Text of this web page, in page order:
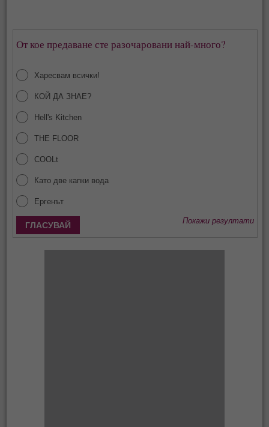
От кое предаване сте разочаровани най-много?
Харесвам всички!
КОЙ ДА ЗНАЕ?
Hell's Kitchen
THE FLOOR
COOLt
Като две капки вода
Ергенът
Покажи резултати